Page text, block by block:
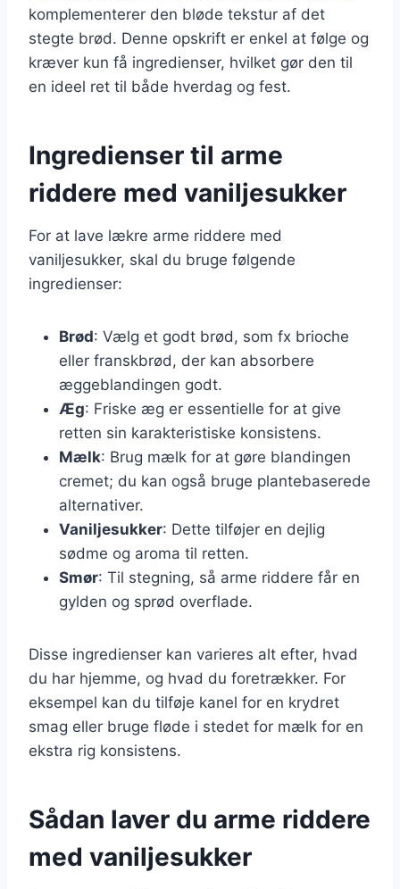
komplementerer den bløde tekstur af det
stegte brød. Denne opskrift er enkel at følge og
kræver kun få ingredienser, hvilket gør den til
en ideel ret til både hverdag og fest.
Ingredienser til arme
riddere med vaniljesukker
For at lave lækre arme riddere med
vaniljesukker, skal du bruge følgende
ingredienser:
Brød: Vælg et godt brød, som fx brioche
eller franskbrød, der kan absorbere
æggeblandingen godt.
Æg: Friske æg er essentielle for at give
retten sin karakteristiske konsistens.
Mælk: Brug mælk for at gøre blandingen
cremet; du kan også bruge plantebaserede
alternativer.
Vaniljesukker: Dette tilføjer en dejlig
sødme og aroma til retten.
Smør: Til stegning, så arme riddere får en
gylden og sprød overflade.
Disse ingredienser kan varieres alt efter, hvad
du har hjemme, og hvad du foretrækker. For
eksempel kan du tilføje kanel for en krydret
smag eller bruge fløde i stedet for mælk for en
ekstra rig konsistens.
Sådan laver du arme riddere
med vaniljesukker